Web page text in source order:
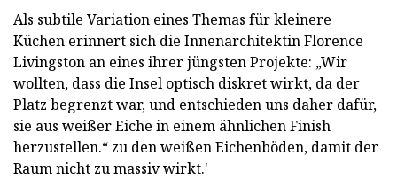
Als subtile Variation eines Themas für kleinere
Küchen erinnert sich die Innenarchitektin Florence
Livingston an eines ihrer jüngsten Projekte: „Wir
wollten, dass die Insel optisch diskret wirkt, da der
Platz begrenzt war, und entschieden uns daher dafür,
sie aus weißer Eiche in einem ähnlichen Finish
herzustellen.“ zu den weißen Eichenböden, damit der
Raum nicht zu massiv wirkt.'